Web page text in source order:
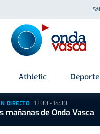
Athletic
DIRECTO 13:00 - 14:00
mañanas de Onda Vasca